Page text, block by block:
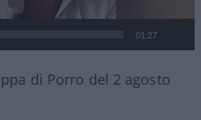
01:27
di Porro del 2 agosto